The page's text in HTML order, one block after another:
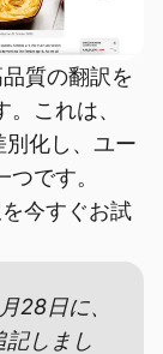
質の翻訳を
これは、
化し、ユー
です。
今すぐお試
28日に、
しまし